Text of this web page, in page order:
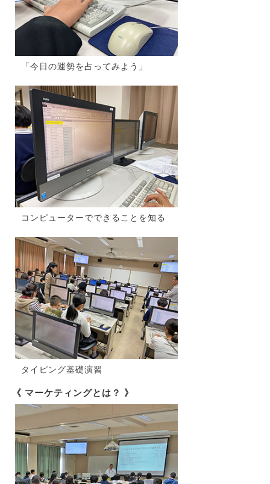
「今日の運勢を占ってみよう」
コンピューターでできることを知る
タイピング基礎演習
《 マーケティングとは？ 》